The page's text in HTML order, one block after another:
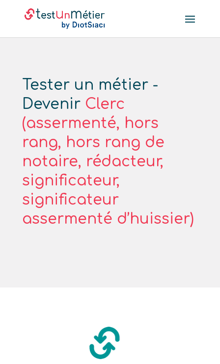
Tester un métier -
Devenir Clerc
(assermenté, hors
rang, hors rang de
notaire, rédacteur,
significateur,
significateur
assermenté d’huissier)